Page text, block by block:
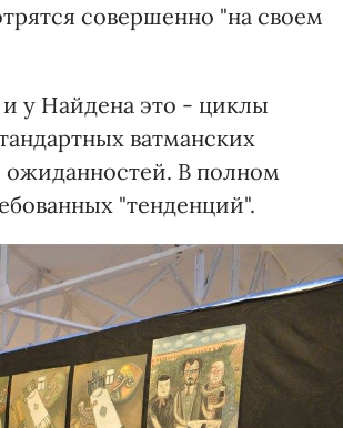
совершенно "на своем
у Найдена это - циклы
ватманских
В полном
"тенденций".